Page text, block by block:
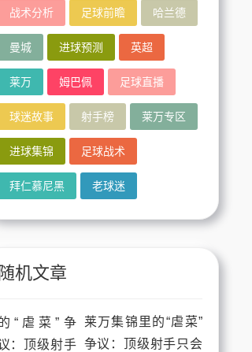
战术分析 足球前瞻 哈兰德
曼城 进球预测 英超
莱万 姆巴佩 足球直播
球迷故事 射手榜 莱万专区
进球集锦 足球战术
拜仁慕尼黑 老球迷
随机文章
莱万集锦里的“虐菜”
争议：顶级射手只会